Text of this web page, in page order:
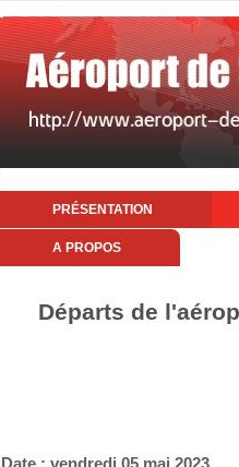
PRÉSENTATION
A PROPOS
Départs de
Date : vendredi 05 mai 2023